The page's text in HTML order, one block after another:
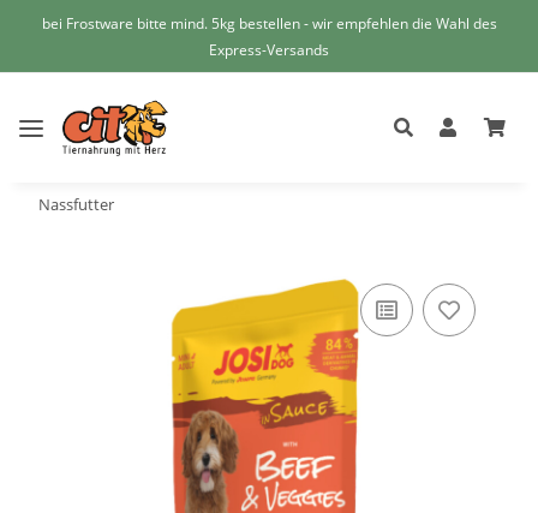
bei Frostware bitte mind. 5kg bestellen - wir empfehlen die Wahl des
Express-Versands
Nassfutter